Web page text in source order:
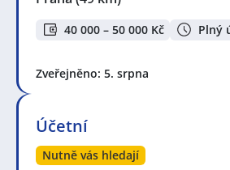
40 000 – 50 000 Kč Plný
Zveřejněno: 5. srpna
Účetní
Nutně vás hledají